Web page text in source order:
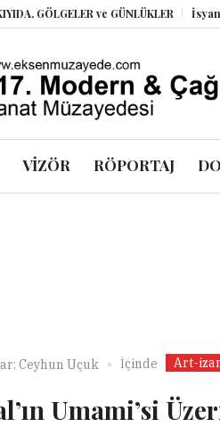
ve GÜNLÜKLER İsyankâr
VİZÖR RÖPORTAJ
Ceyhun Uçuk İçinde Art-
Umami’si